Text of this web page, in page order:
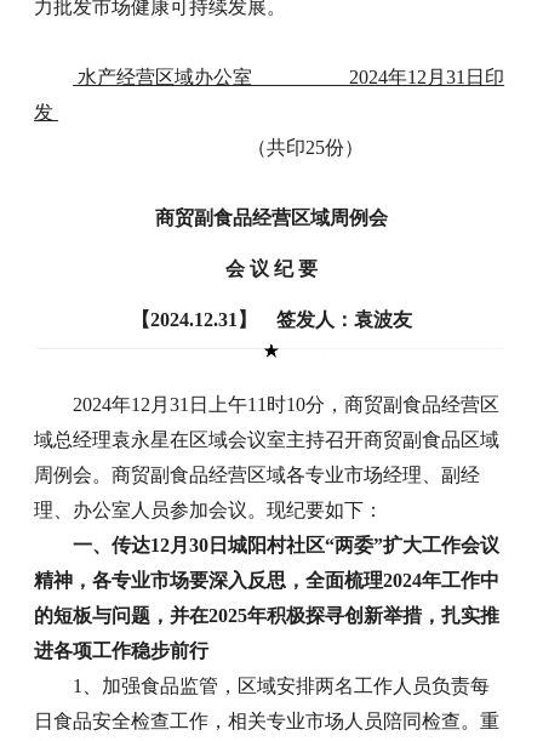
力批发市场健康可持续发展。
水产经营区域办公室 2024年12月31日印
发
（共印25份）
商贸副食品经营区域周例会
会 议 纪 要
【2024.12.31】 签发人：袁波友
2024年12月31日上午11时10分，商贸副食品经营区
域总经理袁永星在区域会议室主持召开商贸副食品区域
周例会。商贸副食品经营区域各专业市场经理、副经
理、办公室人员参加会议。现纪要如下：
一、传达12月30日城阳村社区“两委”扩大工作会议
精神，各专业市场要深入反思，全面梳理2024年工作中
的短板与问题，并在2025年积极探寻创新举措，扎实推
进各项工作稳步前行
1、加强食品监管，区域安排两名工作人员负责每
日食品安全检查工作，相关专业市场人员陪同检查。重